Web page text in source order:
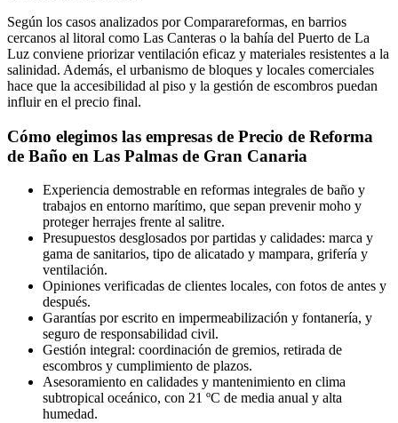
Según los casos analizados por Comparareformas, en barrios
cercanos al litoral como Las Canteras o la bahía del Puerto de La
Luz conviene priorizar ventilación eficaz y materiales resistentes a la
salinidad. Además, el urbanismo de bloques y locales comerciales
hace que la accesibilidad al piso y la gestión de escombros puedan
influir en el precio final.
Cómo elegimos las empresas de Precio de Reforma
de Baño en Las Palmas de Gran Canaria
Experiencia demostrable en reformas integrales de baño y
trabajos en entorno marítimo, que sepan prevenir moho y
proteger herrajes frente al salitre.
Presupuestos desglosados por partidas y calidades: marca y
gama de sanitarios, tipo de alicatado y mampara, grifería y
ventilación.
Opiniones verificadas de clientes locales, con fotos de antes y
después.
Garantías por escrito en impermeabilización y fontanería, y
seguro de responsabilidad civil.
Gestión integral: coordinación de gremios, retirada de
escombros y cumplimiento de plazos.
Asesoramiento en calidades y mantenimiento en clima
subtropical oceánico, con 21 ºC de media anual y alta
humedad.